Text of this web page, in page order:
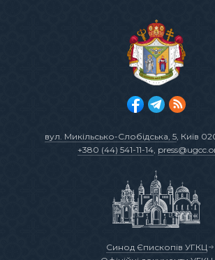
вул. Микільсько-Слобідська, 5, Київ
+380 (44) 541-11-14,
Синод Єпископів УГКЦ